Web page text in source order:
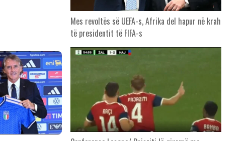
Mes revoltës së UEFA-s, Afrika del hapur në krah
të presidentit të FIFA-s